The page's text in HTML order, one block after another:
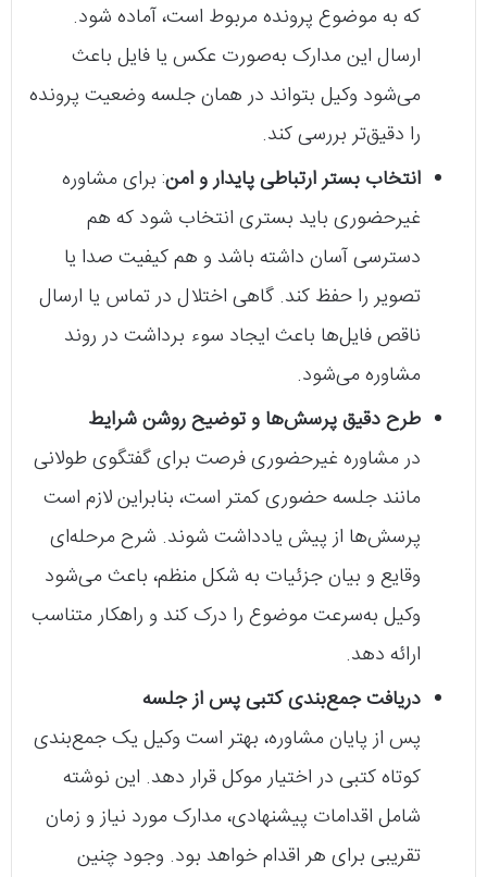
که به موضوع پرونده مربوط است، آماده شود.
ارسال این مدارک به‌صورت عکس یا فایل باعث
می‌شود وکیل بتواند در همان جلسه وضعیت پرونده
را دقیق‌تر بررسی کند.
انتخاب بستر ارتباطی پایدار و امن: برای مشاوره
غیرحضوری باید بستری انتخاب شود که هم
دسترسی آسان داشته باشد و هم کیفیت صدا یا
تصویر را حفظ کند. گاهی اختلال در تماس یا ارسال
ناقص فایل‌ها باعث ایجاد سوء برداشت در روند
مشاوره می‌شود.
طرح دقیق پرسش‌ها و توضیح روشن شرایط
در مشاوره غیرحضوری فرصت برای گفتگوی طولانی
مانند جلسه حضوری کمتر است، بنابراین لازم است
پرسش‌ها از پیش یادداشت شوند. شرح مرحله‌ای
وقایع و بیان جزئیات به شکل منظم، باعث می‌شود
وکیل به‌سرعت موضوع را درک کند و راهکار متناسب
ارائه دهد.
دریافت جمع‌بندی کتبی پس از جلسه
پس از پایان مشاوره، بهتر است وکیل یک جمع‌بندی
کوتاه کتبی در اختیار موکل قرار دهد. این نوشته
شامل اقدامات پیشنهادی، مدارک مورد نیاز و زمان
تقریبی برای هر اقدام خواهد بود. وجود چنین